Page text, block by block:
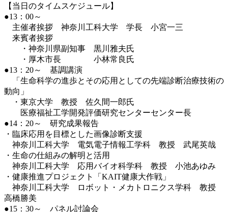
【当日のタイムスケジュール】
●13：00～
主催者挨拶 神奈川工科大学 学長 小宮一三
来賓者挨拶
・神奈川県副知事 黒川雅夫氏
・厚木市長 小林常良氏
●13：20～ 基調講演
「生命科学の進歩とその応用としての先端診断治療技術の
動向」
・東京大学 教授 佐久間一郎氏
医療福祉工学開発評価研究センターセンター長
●14：20～ 研究成果報告
・臨床応用を目標とした画像診断支援
神奈川工科大学 電気電子情報工学科 教授 武尾英哉
・生命の仕組みの解明と活用
神奈川工科大学 応用バイオ科学科 教授 小池あゆみ
・健康推進プロジェクト「KAIT健康大作戦」
神奈川工科大学 ロボット・メカトロニクス学科 教授
高橋勝美
●15：30～ パネル討論会